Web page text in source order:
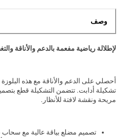
وصف
لإطلالة رياضية مفعمة بالدعم والأناقة
أحصلي على الدعم والأناقة مع هذه
تشكيلة أدابت. تتضمن التشكيلة قطع
مريحة ونقشة لافتة للأنظار.
تصميم مضلع بياقة عالية مع